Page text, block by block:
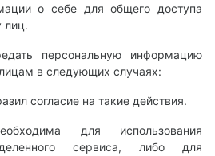
о себе для общего доступа
лиц.
персональную информацию
в следующих случаях:
согласие на такие действия.
для использования
сервиса, либо для